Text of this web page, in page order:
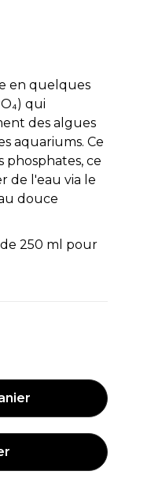
en quelques
qui
des algues
aquariums. Ce
ce
de l'eau via le
douce
250 ml pour